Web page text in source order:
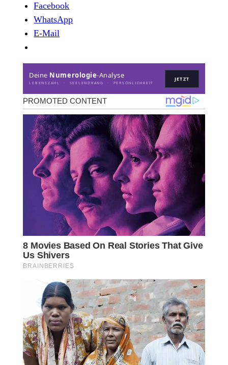
Facebook
WhatsApp
E-Mail
Deine Numerologie-Analyse
LEBENSZAHL · SEELENDRANG · PERSÖNLICHKEIT
JETZT